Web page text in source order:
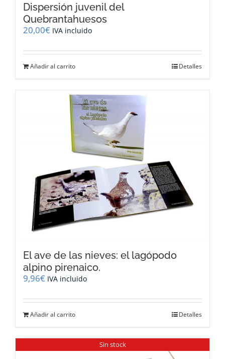
Dispersión juvenil del
Quebrantahuesos
20,00€ IVA incluido
Añadir al carrito Detalles
El ave de las nieves: el lagópodo
alpino pirenaico.
9,96€ IVA incluido
Añadir al carrito Detalles
Sin stock